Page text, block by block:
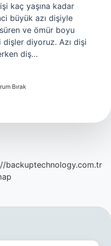
kaç yaşına kadar
büyük azı dişiyle
ve ömür boyu
diyoruz. Azı dişi
diş…
Bırak
backuptechnology.com.tr